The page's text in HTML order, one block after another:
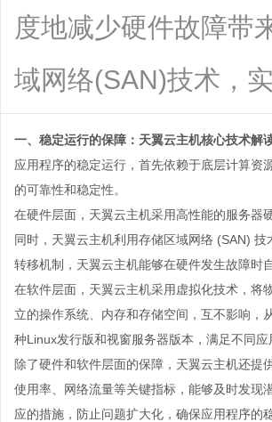
度地减少硬件故障带
域网络(SAN)技术，
一、稳定运行的保障：天翼云主机核心技术解
应用程序的稳定运行，首先依赖于底层计算资
的可靠性和稳定性。
在硬件层面，天翼云主机采用高性能的服务器
同时，天翼云主机利用存储区域网络 (SAN)
转移机制，天翼云主机能够在硬件发生故障时
在软件层面，天翼云主机采用虚拟化技术，将
立的操作系统、内存和存储空间，互不影响，
种Linux发行版和视窗服务器版本，满足不同应
除了硬件和软件层面的保障，天翼云主机还
使用率、网络流量等关键指标，能够及时发现
应的措施，防止问题扩大化，确保应用程序的